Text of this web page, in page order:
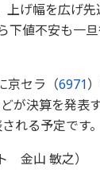
げ幅を広げ
値不安も一
京セラ（6971
が決算を発表
れる予定です。
金山 敏之）